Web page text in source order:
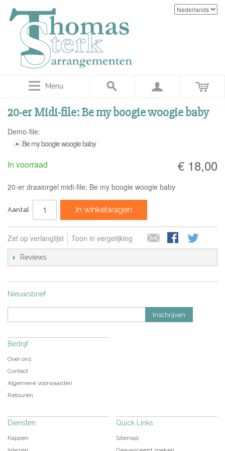
Menu
20-er Midi-file: Be my boogie woogie baby
Demo-file:
Be my boogie woogie baby
€ 18,00
In voorraad
20-er draaiorgel midi-file: Be my boogie woogie baby
Aantal In winkelwagen
Zet op verlanglijst Toon in vergelijking
Reviews
Nieuwsbrief
Inschrijven
Bedrijf
Over ons
Contact
Algemene voorwaarden
Retouren
Diensten
Kappen
Quick Links
Sitemap